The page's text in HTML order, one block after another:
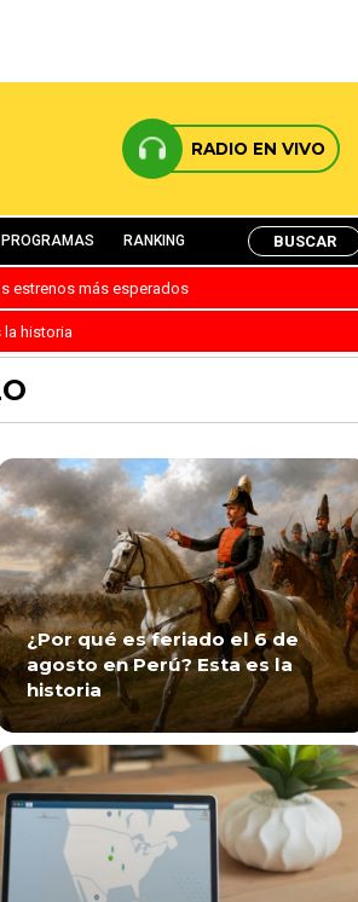
RADIO EN VIVO
PROGRAMAS RANKING BUSCAR
estrenos más esperados
la historia
¿Por qué es feriado el 6 de
agosto en Perú? Esta es la
historia